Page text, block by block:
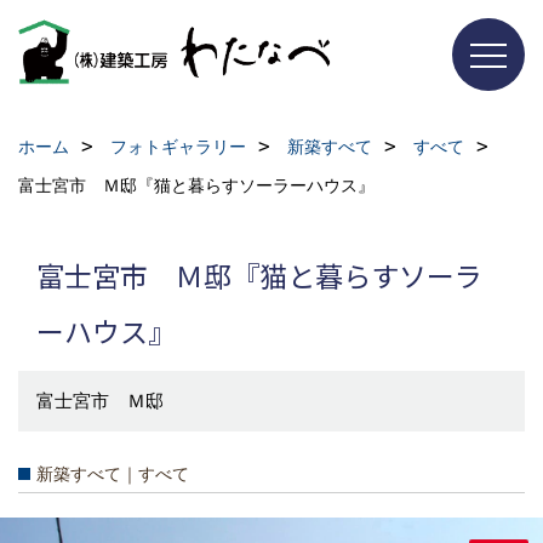
ホーム フォトギャラリー 新築すべて
すべて
富士宮市 Ｍ邸『猫と暮らすソーラーハウス』
富士宮市 Ｍ邸『猫と暮らすソーラ
ーハウス』
富士宮市 Ｍ邸
新築すべて｜すべて